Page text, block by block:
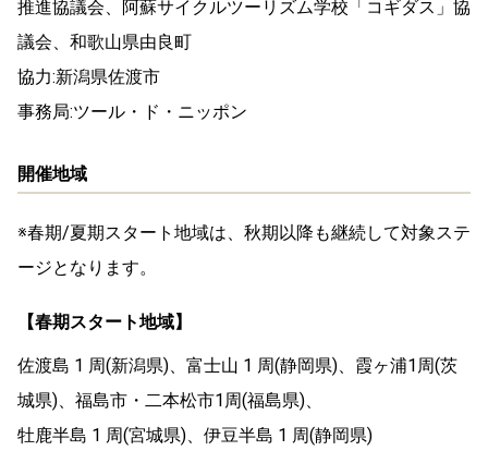
推進協議会、阿蘇サイクルツーリズム学校「コギダス」協
議会、和歌山県由良町
協力:新潟県佐渡市
事務局:ツール・ド・ニッポン
開催地域
※春期/夏期スタート地域は、秋期以降も継続して対象ステ
ージとなります。
【春期スタート地域】
佐渡島 1 周(新潟県)、富士山 1 周(静岡県)、霞ヶ浦1周(茨
城県)、福島市・二本松市1周(福島県)、
牡鹿半島 1 周(宮城県)、伊豆半島 1 周(静岡県)